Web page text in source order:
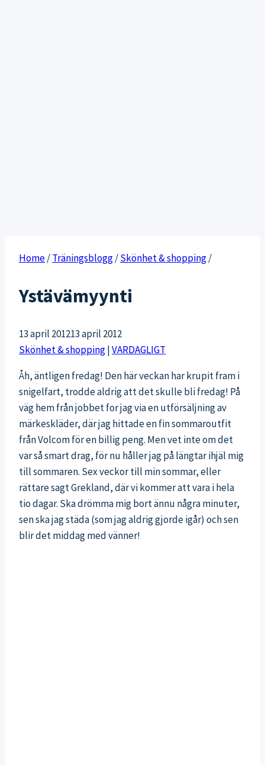
Home/Träningsblogg/Skönhet & shopping/
Ystävämyynti
13 april 201213 april 2012
Skönhet & shopping|VARDAGLIGT
Åh, äntligen fredag! Den här veckan har krupit fram i
snigelfart, trodde aldrig att det skulle bli fredag! På
väg hem från jobbet for jag via en utförsäljning av
märkeskläder, där jag hittade en fin sommaroutfit
från Volcom för en billig peng. Men vet inte om det
var så smart drag, för nu håller jag på längtar ihjäl mig
till sommaren. Sex veckor till min sommar, eller
rättare sagt Grekland, där vi kommer att vara i hela
tio dagar. Ska drömma mig bort ännu några minuter,
sen ska jag städa (som jag aldrig gjorde igår) och sen
blir det middag med vänner!